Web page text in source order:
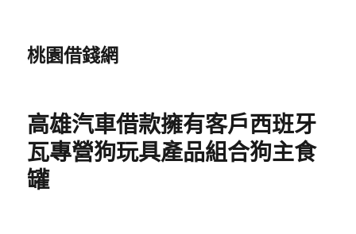
桃園借錢網
高雄汽車借款擁有客戶西班牙
瓦專營狗玩具產品組合狗主食
罐